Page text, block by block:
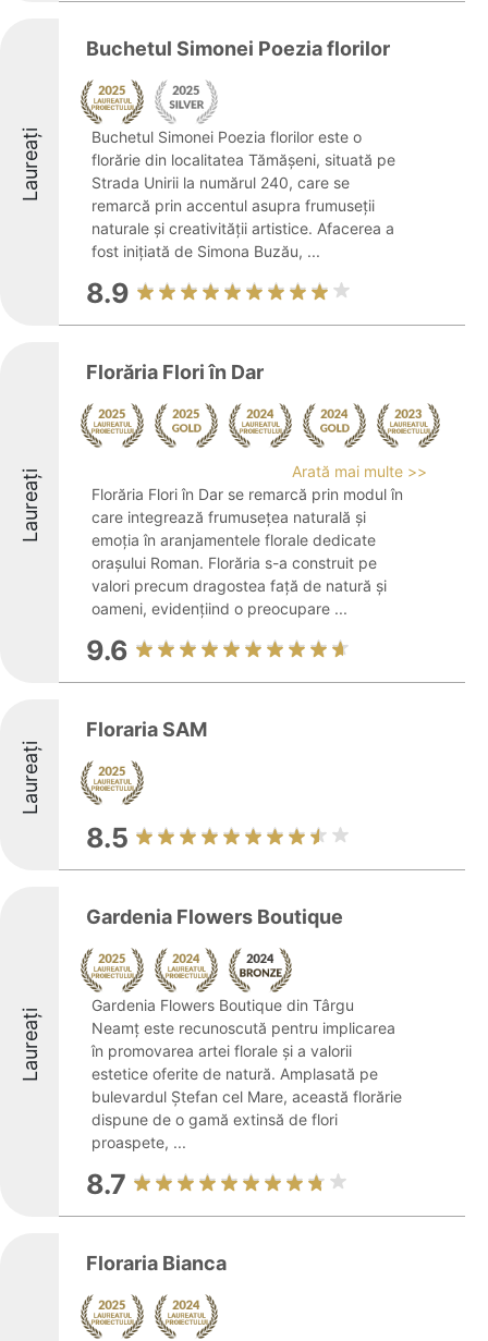
Laureați
Buchetul Simonei Poezia florilor
Buchetul Simonei Poezia florilor este o
florărie din localitatea Tămășeni, situată pe
Strada Unirii la numărul 240, care se
remarcă prin accentul asupra frumuseții
naturale și creativității artistice. Afacerea a
fost inițiată de Simona Buzău, ...
8.9
Laureați
Florăria Flori în Dar
Arată mai multe >>
Florăria Flori în Dar se remarcă prin modul în
care integrează frumusețea naturală și
emoția în aranjamentele florale dedicate
orașului Roman. Florăria s-a construit pe
valori precum dragostea față de natură și
oameni, evidențiind o preocupare ...
9.6
Laureați
Floraria SAM
8.5
Laureați
Gardenia Flowers Boutique
Gardenia Flowers Boutique din Târgu
Neamț este recunoscută pentru implicarea
în promovarea artei florale și a valorii
estetice oferite de natură. Amplasată pe
bulevardul Ștefan cel Mare, această florărie
dispune de o gamă extinsă de flori
proaspete, ...
8.7
Floraria Bianca